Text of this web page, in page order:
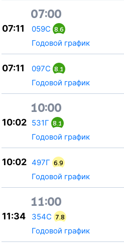
07:00
07:11 059С 8.6
Годовой график
07:11 097С 8.1
Годовой график
10:00
10:02 531Г 8.1
Годовой график
10:02 497Г 6.9
Годовой график
11:00
11:34 354С 7.8
Годовой график